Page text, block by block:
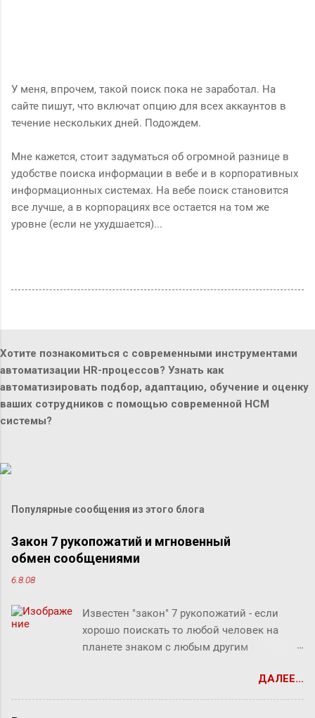
У меня, впрочем, такой поиск пока не заработал. На
сайте пишут, что включат опцию для всех аккаунтов в
течение нескольких дней. Подождем.
Мне кажется, стоит задуматься об огромной разнице в
удобстве поиска информации в вебе и в корпоративных
информационных системах. На вебе поиск становится
все лучше, а в корпорациях все остается на том же
уровне (если не ухудшается)...
Хотите познакомиться с современными инструментами
автоматизации HR-процессов? Узнать как
автоматизировать подбор, адаптацию, обучение и оценку
ваших сотрудников с помощью современной HCM
системы?
Популярные сообщения из этого блога
Закон 7 рукопожатий и мгновенный
обмен сообщениями
6.8.08
Известен "закон" 7 рукопожатий - если
хорошо поискать то любой человек на
планете знаком с любым другим
людьми. Этот как бы закон, разумеется, не
доказан, но есть предположение что он
ДАЛЕЕ...